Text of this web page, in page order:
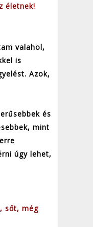
életnek!
valahol,
is
Azok,
és
mint
úgy lehet,
sőt, még